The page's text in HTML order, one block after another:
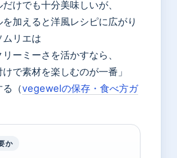
けでも十分美味しいが、
加えると洋風レシピに広がり
ムリエは
リーミーさを活かすなら、
で素材を楽しむのが一番」
る（vegewelの保存・食べ方ガ
か